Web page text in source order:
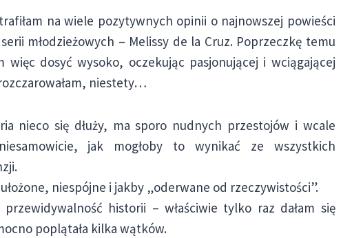
na wiele pozytywnych opinii o najnowszej powieści
młodzieżowych – Melissy de la Cruz. Poprzeczkę temu
więc dosyć wysoko, oczekując pasjonującej i wciągającej
niestety…
nieco się dłuży, ma sporo nudnych przestojów i wcale
jak mogłoby to wynikać ze wszystkich
niespójne i jakby „oderwane od rzeczywistości”.
historii – właściwie tylko raz dałam się
poplątała kilka wątków.